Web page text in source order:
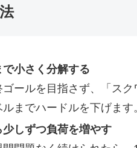
で小さく分解する
ゴールを目指さず、「ス
までハードルを下げます
しずつ負荷を増やす